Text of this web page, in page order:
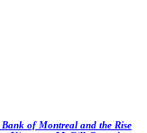
of Montreal and the Rise